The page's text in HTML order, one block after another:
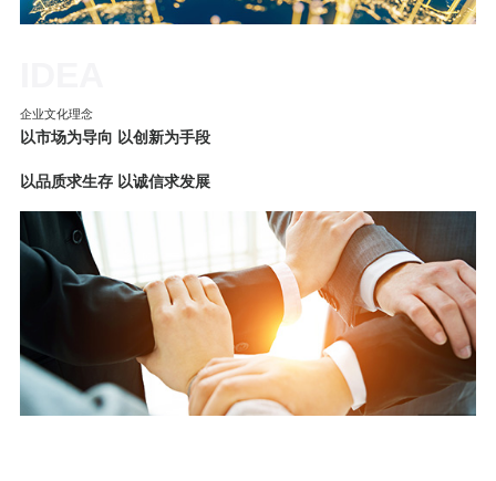
企业文化理念
以市场为导向 以创新为手段
以品质求生存 以诚信求发展